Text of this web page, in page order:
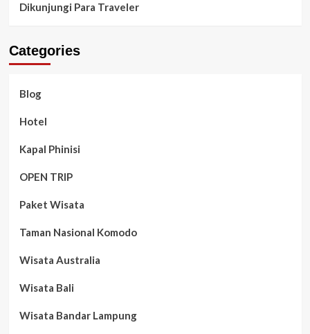
Dikunjungi Para Traveler
Categories
Blog
Hotel
Kapal Phinisi
OPEN TRIP
Paket Wisata
Taman Nasional Komodo
Wisata Australia
Wisata Bali
Wisata Bandar Lampung